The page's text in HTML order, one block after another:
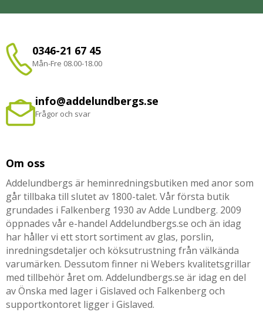
0346-21 67 45
Mån-Fre 08.00-18.00
info@addelundbergs.se
Frågor och svar
Om oss
Addelundbergs är heminredningsbutiken med anor som
går tillbaka till slutet av 1800-talet. Vår första butik
grundades i Falkenberg 1930 av Adde Lundberg. 2009
öppnades vår e-handel Addelundbergs.se och än idag
har håller vi ett stort sortiment av glas, porslin,
inredningsdetaljer och köksutrustning från välkända
varumärken. Dessutom finner ni Webers kvalitetsgrillar
med tillbehör året om. Addelundbergs.se är idag en del
av Önska med lager i Gislaved och Falkenberg och
supportkontoret ligger i Gislaved.